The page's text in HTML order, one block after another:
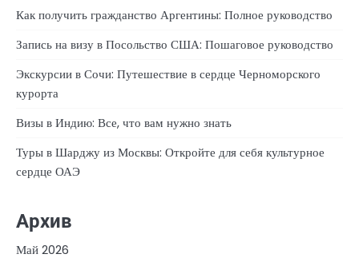
Как получить гражданство Аргентины: Полное руководство
Запись на визу в Посольство США: Пошаговое руководство
Экскурсии в Сочи: Путешествие в сердце Черноморского
курорта
Визы в Индию: Все, что вам нужно знать
Туры в Шарджу из Москвы: Откройте для себя культурное
сердце ОАЭ
Архив
Май 2026